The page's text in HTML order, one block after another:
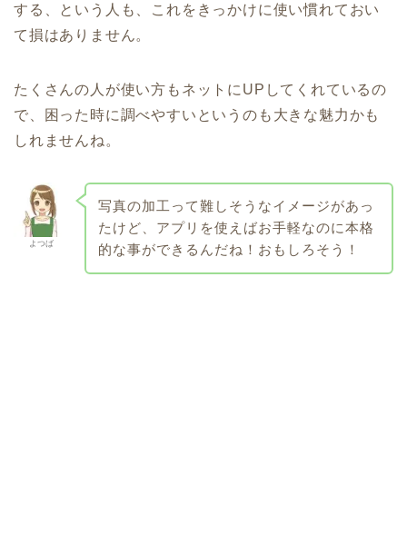
する、という人も、これをきっかけに使い慣れておい
て損はありません。
たくさんの人が使い方もネットにUPしてくれているの
で、困った時に調べやすいというのも大きな魅力かも
しれませんね。
よつば
写真の加工って難しそうなイメージがあっ
たけど、アプリを使えばお手軽なのに本格
的な事ができるんだね！おもしろそう！